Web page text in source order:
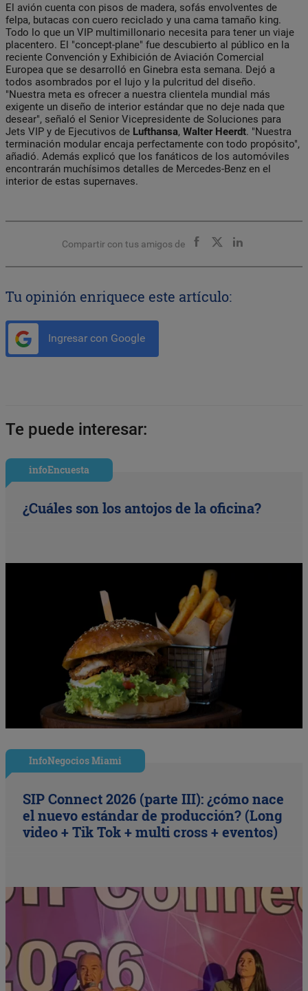
El avión cuenta con pisos de madera, sofás envolventes de
felpa, butacas con cuero reciclado y una cama tamaño king.
Todo lo que un VIP multimillonario necesita para tener un viaje
placentero. El "concept-plane" fue descubierto al público en la
reciente Convención y Exhibición de Aviación Comercial
Europea que se desarrolló en Ginebra esta semana. Dejó a
todos asombrados por el lujo y la pulcritud del diseño.
"Nuestra meta es ofrecer a nuestra clientela mundial más
exigente un diseño de interior estándar que no deje nada que
desear", señaló el Senior Vicepresidente de Soluciones para
Jets VIP y de Ejecutivos de Lufthansa, Walter Heerdt. "Nuestra
terminación modular encaja perfectamente con todo propósito",
añadió. Además explicó que los fanáticos de los automóviles
encontrarán muchísimos detalles de Mercedes-Benz en el
interior de estas supernaves.
Compartir con tus amigos de
Tu opinión enriquece este artículo:
Ingresar con Google
Te puede interesar:
infoEncuesta
¿Cuáles son los antojos de la oficina?
InfoNegocios Miami
SIP Connect 2026 (parte III): ¿cómo nace
el nuevo estándar de producción? (Long
video + Tik Tok + multi cross + eventos)